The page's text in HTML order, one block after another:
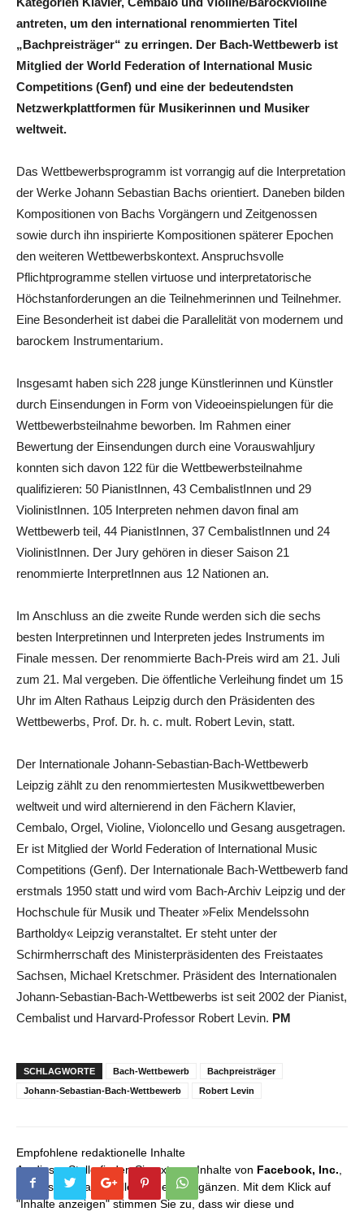
antreten, um den international renommierten Titel
„Bachpreisträger“ zu erringen. Der Bach-Wettbewerb ist
Mitglied der World Federation of International Music
Competitions (Genf) und eine der bedeutendsten
Netzwerkplattformen für Musikerinnen und Musiker
weltweit.
Das Wettbewerbsprogramm ist vorrangig auf die Interpretation
der Werke Johann Sebastian Bachs orientiert. Daneben bilden
Kompositionen von Bachs Vorgängern und Zeitgenossen
sowie durch ihn inspirierte Kompositionen späterer Epochen
den weiteren Wettbewerbskontext. Anspruchsvolle
Pflichtprogramme stellen virtuose und interpretatorische
Höchstanforderungen an die Teilnehmerinnen und Teilnehmer.
Eine Besonderheit ist dabei die Parallelität von modernem und
barockem Instrumentarium.
Insgesamt haben sich 228 junge Künstlerinnen und Künstler
durch Einsendungen in Form von Videoeinspielungen für die
Wettbewerbsteilnahme beworben. Im Rahmen einer
Bewertung der Einsendungen durch eine Vorauswahljury
konnten sich davon 122 für die Wettbewerbsteilnahme
qualifizieren: 50 PianistInnen, 43 CembalistInnen und 29
ViolinistInnen. 105 Interpreten nehmen davon final am
Wettbewerb teil, 44 PianistInnen, 37 CembalistInnen und 24
ViolinistInnen. Der Jury gehören in dieser Saison 21
renommierte InterpretInnen aus 12 Nationen an.
Im Anschluss an die zweite Runde werden sich die sechs
besten Interpretinnen und Interpreten jedes Instruments im
Finale messen. Der renommierte Bach-Preis wird am 21. Juli
zum 21. Mal vergeben. Die öffentliche Verleihung findet um 15
Uhr im Alten Rathaus Leipzig durch den Präsidenten des
Wettbewerbs, Prof. Dr. h. c. mult. Robert Levin, statt.
Der Internationale Johann-Sebastian-Bach-Wettbewerb
Leipzig zählt zu den renommiertesten Musikwettbewerben
weltweit und wird alternierend in den Fächern Klavier,
Cembalo, Orgel, Violine, Violoncello und Gesang ausgetragen.
Er ist Mitglied der World Federation of International Music
Competitions (Genf). Der Internationale Bach-Wettbewerb fand
erstmals 1950 statt und wird vom Bach-Archiv Leipzig und der
Hochschule für Musik und Theater »Felix Mendelssohn
Bartholdy« Leipzig veranstaltet. Er steht unter der
Schirmherrschaft des Ministerpräsidenten des Freistaates
Sachsen, Michael Kretschmer. Präsident des Internationalen
Johann-Sebastian-Bach-Wettbewerbs ist seit 2002 der Pianist,
Cembalist und Harvard-Professor Robert Levin. PM
SCHLAGWORTE Bach-Wettbewerb
Bachpreisträger
Johann-Sebastian-Bach-Wettbewerb
Robert Levin
Empfohlene redaktionelle Inhalte
An dieser Stelle finden Sie externe Inhalte von Facebook, Inc.
die unser redaktionelles Angebot ergänzen. Mit dem Klick auf
"Inhalte anzeigen" stimmen Sie zu, dass wir diese und